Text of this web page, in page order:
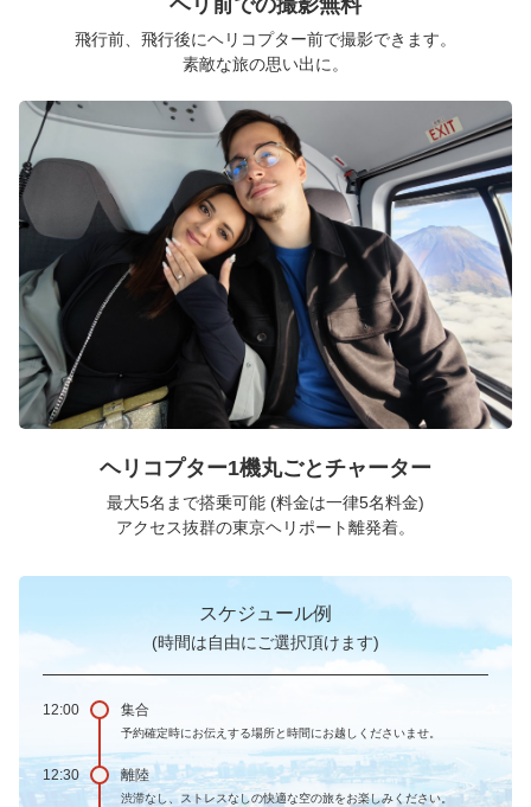
ヘリ前での撮影無料
飛行前、飛行後にヘリコプター前で撮影できます。
素敵な旅の思い出に。
ヘリコプター1機丸ごとチャーター
最大5名まで搭乗可能 (料金は一律5名料金)
アクセス抜群の東京ヘリポート離発着。
スケジュール例
(時間は自由にご選択頂けます)
12:00 集合
予約確定時にお伝えする場所と時間にお越しくださいませ。
12:30 離陸
渋滞なし、ストレスなしの快適な空の旅をお楽しみください。